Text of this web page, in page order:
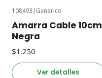
108493 | Generico
Amarra Cable 10cm
Negra
$1.250
Ver detalles